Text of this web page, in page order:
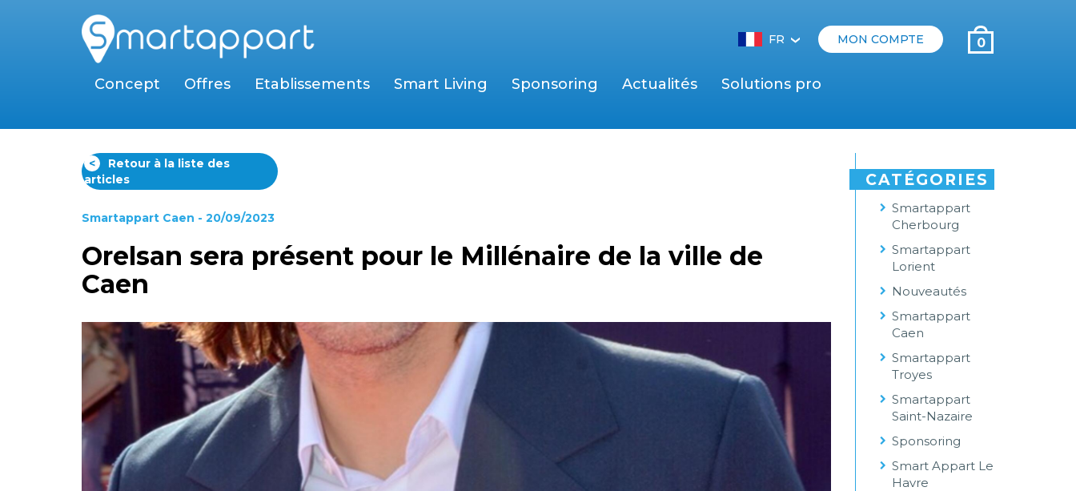
FR‹ MON COMPTE 0
Concept Offres Etablissements Smart Living Sponsoring Actualités Solutions pro
<
Retour à la liste des
articles
Smartappart Caen - 20/09/2023
Orelsan sera présent pour le Millénaire de la ville de
Caen
CATÉGORIES
Smartappart
Cherbourg
Smartappart
Lorient
Nouveautés
Smartappart
Caen
Smartappart
Troyes
Smartappart
Saint-Nazaire
Sponsoring
Smart Appart Le
Havre